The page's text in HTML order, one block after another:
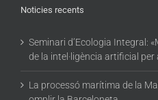
Noticies recents
Seminari d’Ecologia Integral:
de la intel·ligència artificial per
La processó marítima de la